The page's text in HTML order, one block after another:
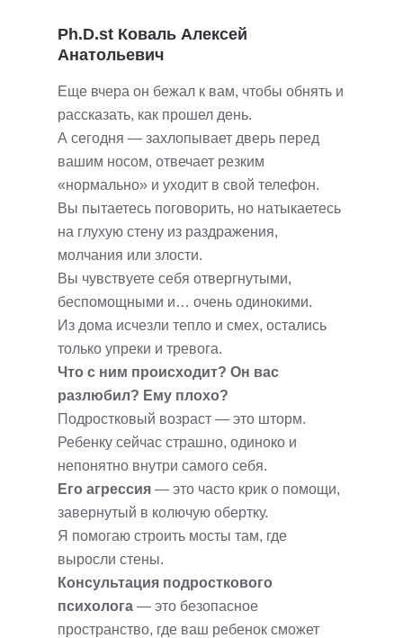
Ph.D.st Коваль Алексей
Анатольевич
Еще вчера он бежал к вам, чтобы обнять и
рассказать, как прошел день.
А сегодня — захлопывает дверь перед
вашим носом, отвечает резким
«нормально» и уходит в свой телефон.
Вы пытаетесь поговорить, но натыкаетесь
на глухую стену из раздражения,
молчания или злости.
Вы чувствуете себя отвергнутыми,
беспомощными и… очень одинокими.
Из дома исчезли тепло и смех, остались
только упреки и тревога.
Что с ним происходит? Он вас
разлюбил? Ему плохо?
Подростковый возраст — это шторм.
Ребенку сейчас страшно, одиноко и
непонятно внутри самого себя.
Его агрессия — это часто крик о помощи,
завернутый в колючую обертку.
Я помогаю строить мосты там, где
выросли стены.
Консультация подросткового
психолога — это безопасное
пространство, где ваш ребенок сможет